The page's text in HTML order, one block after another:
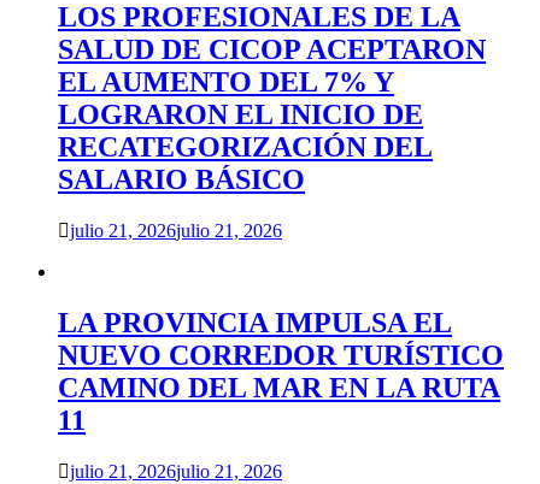
LOS PROFESIONALES DE LA
SALUD DE CICOP ACEPTARON
EL AUMENTO DEL 7% Y
LOGRARON EL INICIO DE
RECATEGORIZACIÓN DEL
SALARIO BÁSICO
julio 21, 2026julio 21, 2026
LA PROVINCIA IMPULSA EL
NUEVO CORREDOR TURÍSTICO
CAMINO DEL MAR EN LA RUTA
11
julio 21, 2026julio 21, 2026